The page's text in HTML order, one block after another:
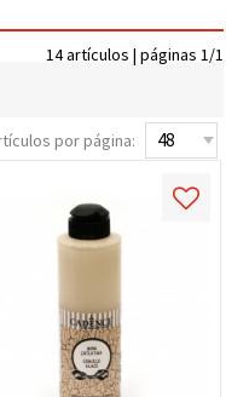
14 artículos | páginas 1/1
por página: